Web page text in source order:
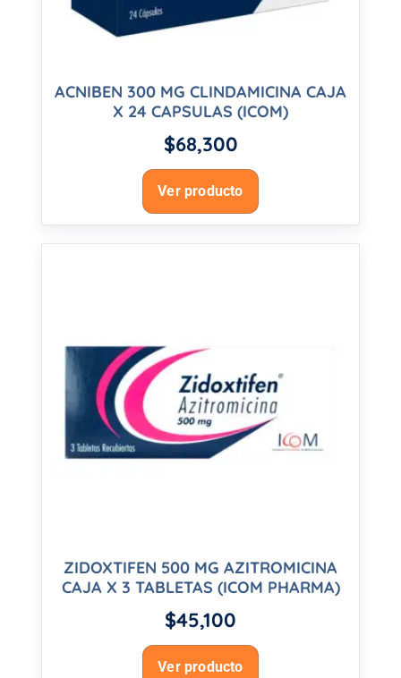
ACNIBEN 300 MG CLINDAMICINA CAJA
X 24 CAPSULAS (ICOM)
$68,300
Ver producto
ZIDOXTIFEN 500 MG AZITROMICINA
CAJA X 3 TABLETAS (ICOM PHARMA)
$45,100
Ver producto